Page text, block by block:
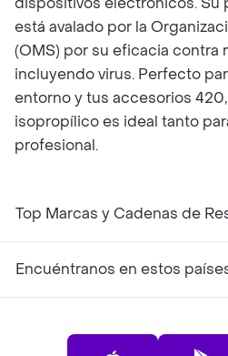
está avalado por la
(OMS) por su eficacia contra
incluyendo virus. Perfecto
entorno y tus accesorios
isopropílico es ideal tanto
profesional.
Top Marcas y Cadenas de
Encuéntranos en estos